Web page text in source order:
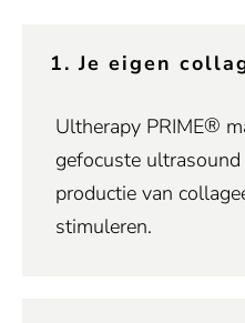
1. Je eigen
Ultherapy PRIME®
gefocuste
productie van
stimuleren.